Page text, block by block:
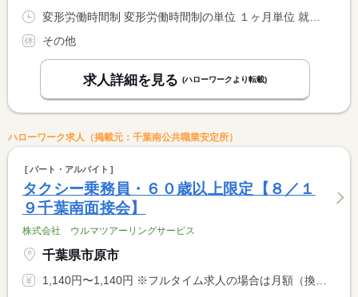
その他
求人詳細を見る (ハローワークより転載)
ハローワーク求人（掲載元：千葉南公共職業安定所）
パート・アルバイト
タクシー乗務員・６０歳以上限定【８／１
９千葉南面接会】
株式会社 ウルマツアーリングサービス
千葉県市原市
1,140円〜1,140円 ※フルタイム求人の場合は月額（換算額）、パート求人の場合は時間額を表示しています。